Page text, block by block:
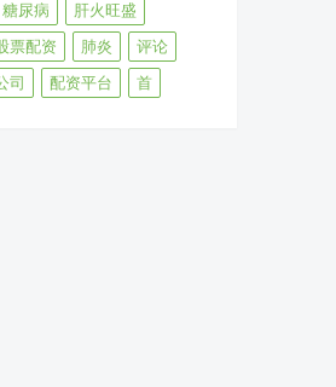
糖尿病
肝火旺盛
票配资 肺炎
评论
司 配资平台 首